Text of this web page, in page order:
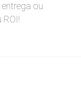
ou
ROI!